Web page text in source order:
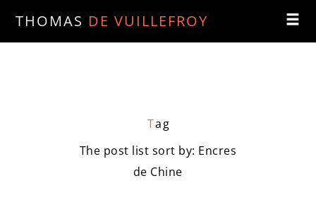
THOMAS DE VUILLEFROY
Tag
The post list sort by: Encres
de Chine